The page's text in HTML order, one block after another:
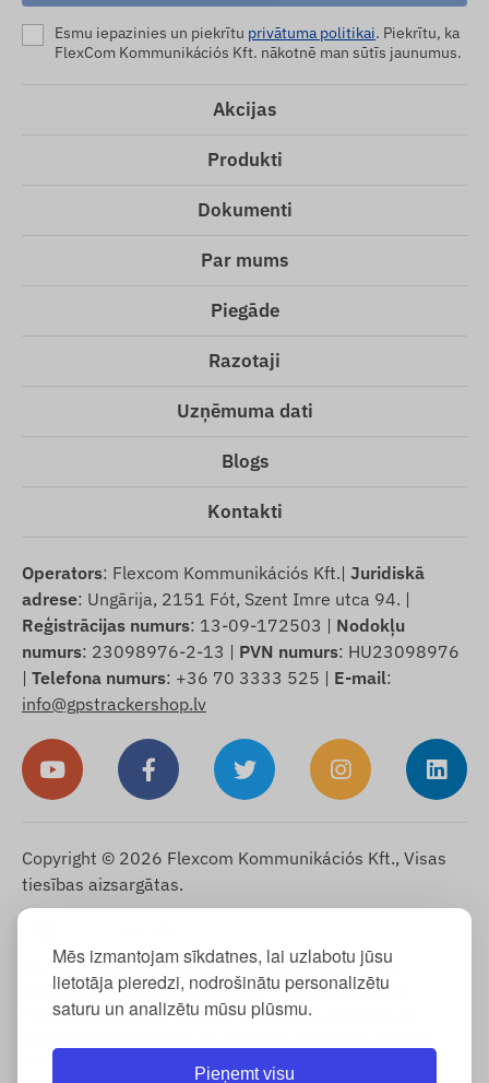
Mēs izmantojam sīkdatnes, lai uzlabotu jūsu
lietotāja pieredzi, nodrošinātu personalizētu
saturu un analizētu mūsu plūsmu.
Pieņemt visu
Esmu iepazinies un piekrītu privātuma politikai. Piekrītu, ka
FlexCom Kommunikációs Kft. nākotnē man sūtīs jaunumus.
Akcijas
Produkti
Dokumenti
Par mums
Piegāde
Razotaji
Uzņēmuma dati
Blogs
Kontakti
Operators: Flexcom Kommunikációs Kft.| Juridiskā
adrese: Ungārija, 2151 Fót, Szent Imre utca 94. |
Reģistrācijas numurs: 13-09-172503 | Nodokļu
numurs: 23098976-2-13 | PVN numurs: HU23098976
| Telefona numurs: +36 70 3333 525 | E-mail:
info@gpstrackershop.lv
Copyright © 2026 Flexcom Kommunikációs Kft., Visas
tiesības aizsargātas.
Sīkdatņu informācija-Atgriešanas politika-Impressum
Garantija un atbildība par defektiem- Atteikuma tiesības
Piegādes informācija-Vispārējie noteikumi un nosacījumi
Atteikums no pirkuma